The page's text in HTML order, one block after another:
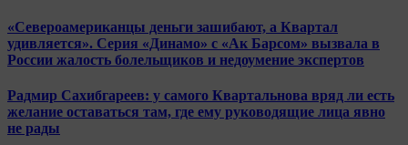
«Североамериканцы деньги зашибают, а Квартал
удивляется». Серия «Динамо» с «Ак Барсом» вызвала в
России жалость болельщиков и недоумение экспертов
Радмир Сахибгареев: у самого Квартальнова вряд ли есть
желание оставаться там, где ему руководящие лица явно
не рады